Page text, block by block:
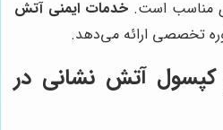
مناسب است.خدمات ایمنی آتش
تخصصی ارائه می‌دهد.
کپسول آتش نشانی در